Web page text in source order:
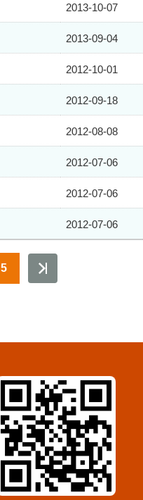
2013-10-07
2013-09-04
2012-10-01
2012-09-18
2012-08-08
2012-07-06
2012-07-06
2012-07-06
5